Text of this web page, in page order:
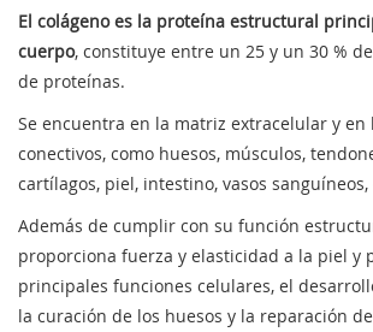
El colágeno es la proteína estructural
cuerpo, constituye entre un 25 y un 30 %
de proteínas.
Se encuentra en la matriz extracelular y en
conectivos, como huesos, músculos,
cartílagos, piel, intestino, vasos sanguíneos,
Además de cumplir con su función
proporciona fuerza y elasticidad a la piel y
principales funciones celulares, el
la curación de los huesos y la reparación